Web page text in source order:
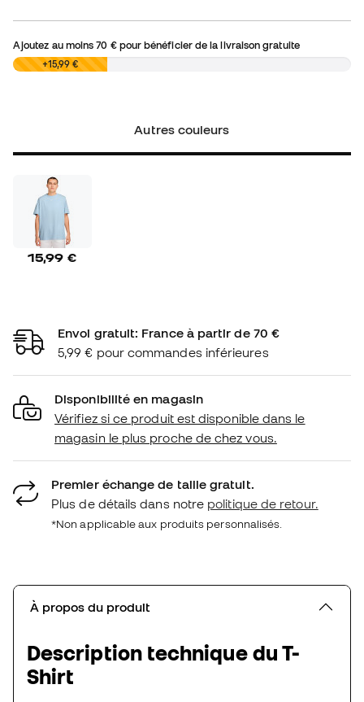
Ajoutez au moins70 €pour bénéficier de la livraison gratuite
0,00 €+15,99 €
Autres couleurs
15,99 €
Envoi gratuit: France à partir de 70 €
5,99 € pour commandes inférieures
Disponibilité en magasin
Vérifiez si ce produit est disponible dans le
magasin le plus proche de chez vous.
Premier échange de taille gratuit.
Plus de détails dans notre politique de retour.
*Non applicable aux produits personnalisés.
À propos du produit
Description technique du T-
Shirt